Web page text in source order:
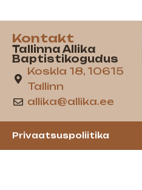
Kontakt
Tallinna Allika
Baptistikogudus
Koskla 18, 10615
Tallinn
allika@allika.ee
Privaatsuspoliitika